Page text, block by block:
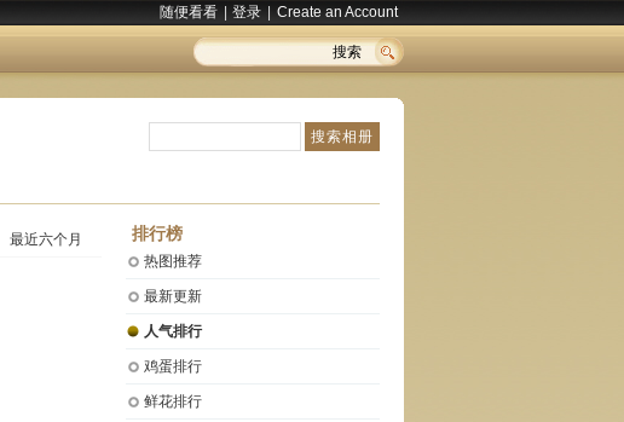
搜索
随便看看 登录 Create an Account
最近六个月 排行榜
热图推荐
最新更新
人气排行
鸡蛋排行
鲜花排行